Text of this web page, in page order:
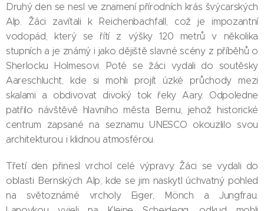
Druhý den se nesl ve znamení přírodních krás švýcarských
Alp. Žáci zavítali k Reichenbachfall, což je impozantní
vodopád, který se řítí z výšky 120 metrů v několika
stupních a je známý i jako dějiště slavné scény z příběhů o
Sherlocku Holmesovi. Poté se žáci vydali do soutěsky
Aareschlucht, kde si mohli projít úzké průchody mezi
skalami a obdivovat divoký tok řeky Aary. Odpoledne
patřilo návštěvě hlavního města Bernu, jehož historické
centrum zapsané na seznamu UNESCO okouzlilo svou
architekturou i klidnou atmosférou.
Třetí den přinesl vrchol celé výpravy. Žáci se vydali do
oblasti Bernských Alp, kde se jim naskytl úchvatný pohled
na světoznámé vrcholy Eiger, Mönch a Jungfrau.